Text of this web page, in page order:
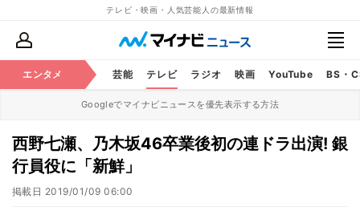
テレビ・映画・人気芸能人の最新情報
エンタメ 芸能 テレビ ラジオ 映画 YouTube BS・
Googleでマイナビニュースを優先表示する方法
西野七瀬、乃木坂46卒業後初の連ドラ出演! 銀
行員役に「新鮮」
掲載日 2019/01/09 06:00